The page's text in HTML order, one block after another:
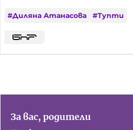
#Диляна Атанасова #Тупти
За вас, родители